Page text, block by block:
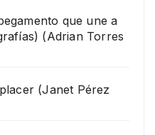
que une a
(Adrian Torres
(Janet Pérez